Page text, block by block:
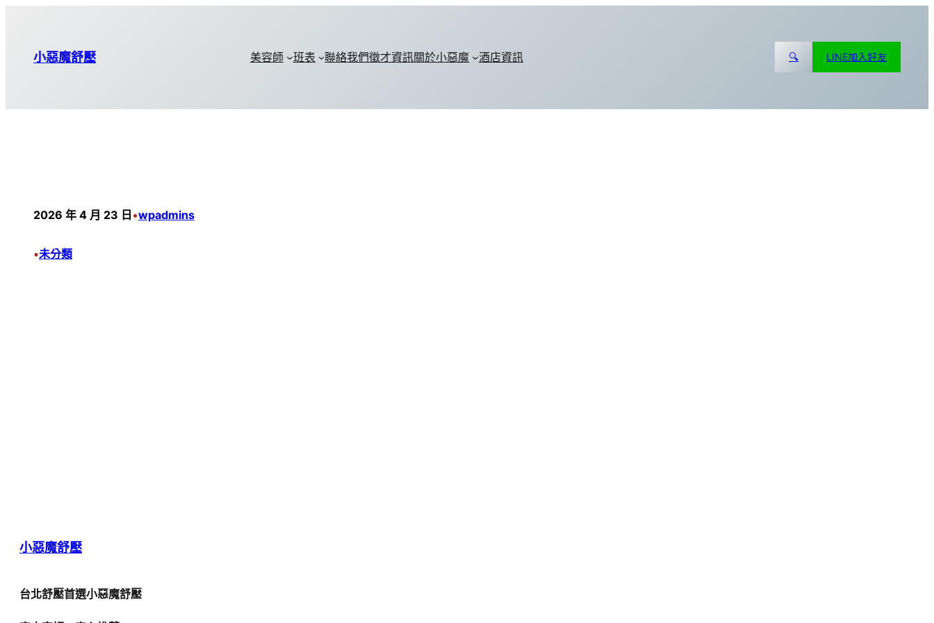
小惡魔舒壓 美容師 班表 聯絡我們徵才資訊關於小惡魔 酒店資訊 🔍 LINE加入好友
2026 年 4 月 23 日 •wpadmins
•未分類
小惡魔舒壓
台北舒壓首選小惡魔舒壓